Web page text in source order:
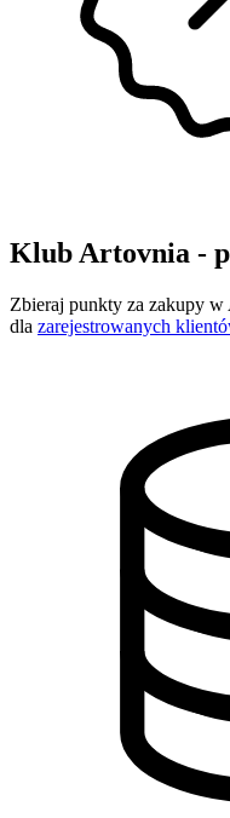
Klub Artovnia -
Zbieraj punkty za zakupy
dla zarejestrowanych